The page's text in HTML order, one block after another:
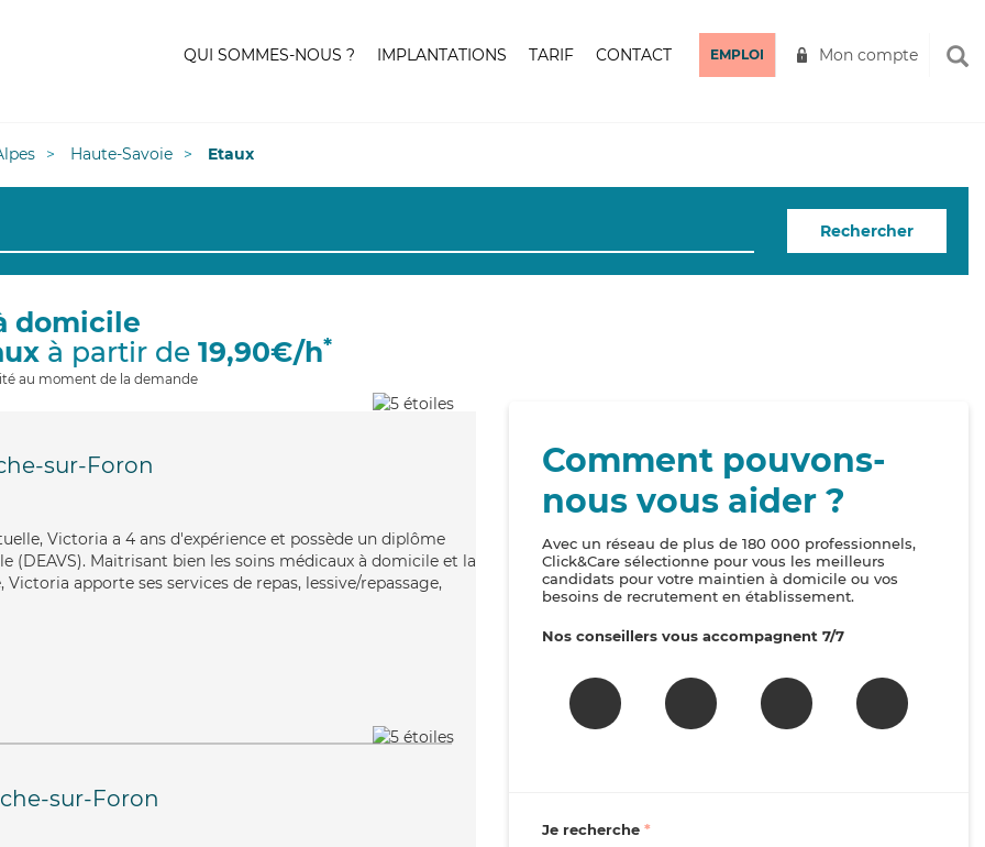
QUI SOMMES-NOUS ? IMPLANTATIONS TARIF CONTACT EMPLOI Mon compte
Haute-Savoie Etaux
Rechercher
domicile
à partir de 19,90€/h*
au moment de la demande
sur-Foron
Victoria a 4 ans d'expérience et possède un diplôme
(DEAVS). Maitrisant bien les soins médicaux à domicile et la
apporte ses services de repas, lessive/repassage,
sur-Foron
Comment pouvons-
nous vous aider ?
Avec un réseau de plus de 180 000 professionnels,
Click&Care sélectionne pour vous les meilleurs
candidats pour votre maintien à domicile ou vos
besoins de recrutement en établissement.
Nos conseillers vous accompagnent 7/7
Je recherche